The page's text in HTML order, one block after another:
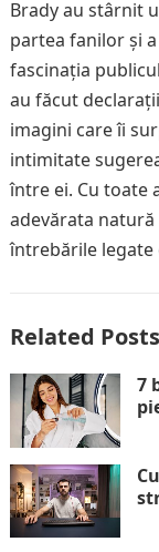
Brady au stârnit
partea fanilor și
fascinația
au făcut
imagini care îi
intimitate
între ei. Cu toate
adevărata
întrebările
Related Posts
7